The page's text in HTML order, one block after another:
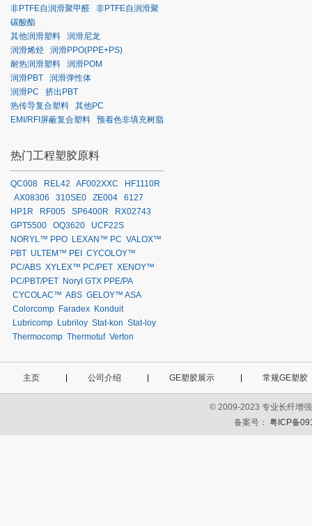
非PTFE自润滑聚甲醛
非PTFE自润滑聚
碳酸酯
其他润滑塑料
润滑尼龙
润滑烯烃
润滑PPO(PPE+PS)
耐热润滑塑料
润滑POM
润滑PBT
润滑弹性体
润滑PC
挤出PBT
热传导复合塑料
其他PC
EMI/RFI屏蔽复合塑料
预着色非填充树脂
热门工程塑胶原料
QC008 REL42 AF002XXC
HF1110R
AX08306
310SE0 ZE004
6127
HP1R
RF005 SP6400R
RX02743
GPT5500
OQ3620
UCF22S
NORYL™ PPO LEXAN™ PC VALOX™
PBT ULTEM™ PEI
CYCOLOY™
PC/ABS XYLEX™ PC/PET XENOY™
PC/PBT/PET Noryl GTX PPE/PA
CYCOLAC™ ABS GELOY™ ASA
Colorcomp Faradex Konduit
Lubricomp Lubriloy Stat-kon Stat-loy
Thermocomp Thermotuf Verton
主页 公司介绍 GE塑胶展示 常规GE塑胶
© 2009-2023 专业长纤增
备案号：粤ICP备